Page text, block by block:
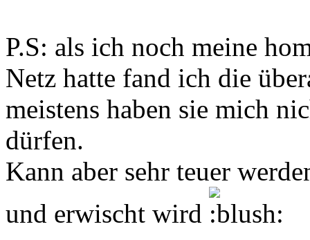
P.S: als ich noch meine
Netz hatte fand ich die
meistens haben sie mich
dürfen.
Kann aber sehr teuer
und erwischt wird